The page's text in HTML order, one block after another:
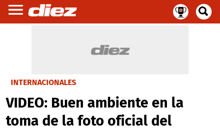
INTERNACIONALES
VIDEO: Buen ambiente en la
toma de la foto oficial del